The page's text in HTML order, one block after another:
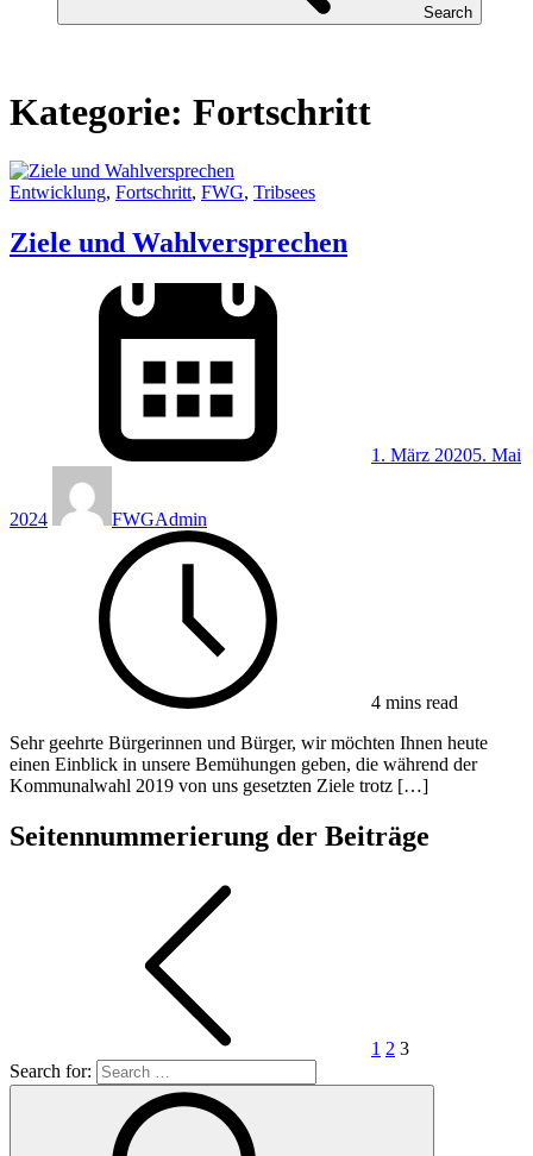
Search
Kategorie: Fortschritt
Entwicklung, Fortschritt, FWG, Tribsees
Ziele und Wahlversprechen
1. März 20205. Mai
2024 FWGAdmin
4 mins read
Sehr geehrte Bürgerinnen und Bürger, wir möchten Ihnen heute
einen Einblick in unsere Bemühungen geben, die während der
Kommunalwahl 2019 von uns gesetzten Ziele trotz […]
Seitennummerierung der Beiträge
1 2 3
Search for: